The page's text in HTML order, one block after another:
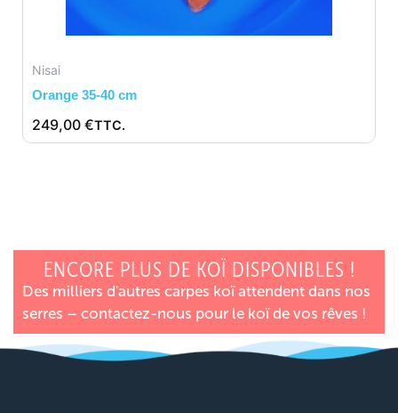
Nisai
Orange 35-40 cm
249,00 €TTC.
ENCORE PLUS DE KOÏ DISPONIBLES !
Des milliers d'autres carpes koï attendent dans nos
serres – contactez-nous pour le koï de vos rêves !